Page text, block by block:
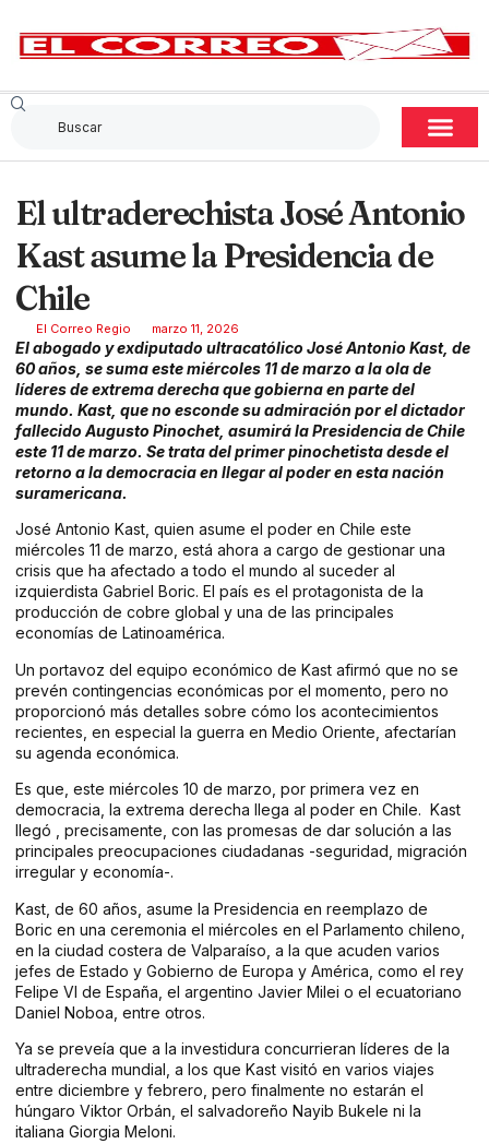
El ultraderechista José Antonio
Kast asume la Presidencia de
Chile
El Correo Regio marzo 11, 2026
El abogado y exdiputado ultracatólico José Antonio Kast, de
60 años, se suma este miércoles 11 de marzo a la ola de
líderes de extrema derecha que gobierna en parte del
mundo. Kast, que no esconde su admiración por el dictador
fallecido Augusto Pinochet, asumirá la Presidencia de Chile
este 11 de marzo. Se trata del primer pinochetista desde el
retorno a la democracia en llegar al poder en esta nación
suramericana.
José Antonio Kast, quien asume el poder en Chile este
miércoles 11 de marzo, está ahora a cargo de gestionar una
crisis que ha afectado a todo el mundo al suceder al
izquierdista Gabriel Boric. El país es el protagonista de la
producción de cobre global y una de las principales
economías de Latinoamérica.
Un portavoz del equipo económico de Kast afirmó que no se
prevén contingencias económicas por el momento, pero no
proporcionó más detalles sobre cómo los acontecimientos
recientes, en especial la guerra en Medio Oriente, afectarían
su agenda económica.
Es que, este miércoles 10 de marzo, por primera vez en
democracia, la extrema derecha llega al poder en Chile. Kast
llegó , precisamente, con las promesas de dar solución a las
principales preocupaciones ciudadanas -seguridad, migración
irregular y economía-.
Kast, de 60 años, asume la Presidencia en reemplazo de
Boric en una ceremonia el miércoles en el Parlamento chileno,
en la ciudad costera de Valparaíso, a la que acuden varios
jefes de Estado y Gobierno de Europa y América, como el rey
Felipe VI de España, el argentino Javier Milei o el ecuatoriano
Daniel Noboa, entre otros.
Ya se preveía que a la investidura concurrieran líderes de la
ultraderecha mundial, a los que Kast visitó en varios viajes
entre diciembre y febrero, pero finalmente no estarán el
húngaro Viktor Orbán, el salvadoreño Nayib Bukele ni la
italiana Giorgia Meloni.